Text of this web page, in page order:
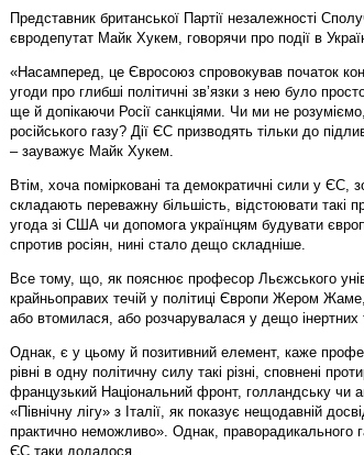
Представник британської Партії незалежності
євродепутат Майк Хукем, говорячи про події в
«Насамперед, це Євросоюз спровокував початок
угоди про глибші політичні зв’язки з нею було
ще й допікаючи Росії санкціями. Чи ми не
російського газу? Дії ЄС призводять тільки до
– зауважує Майк Хукем.
Втім, хоча помірковані та демократичні сили у ЄС,
складають переважну більшість, відстоювати такі
угода зі США чи допомога українцям будувати
спротив росіян, нині стало дещо складніше.
Все тому, що, як пояснює професор Льєжського
крайньоправих течій у політиці Європи Жером
або втомилася, або розчарувалася у дещо інертних
Однак, є у цьому й позитивний елемент, каже
рівні в одну політичну силу такі різні, сповнені
французький Національний фронт, голландську чи
«Північну лігу» з Італії, як показує нещодавній
практично неможливо». Однак, праворадикального
ЄС таки додалося.